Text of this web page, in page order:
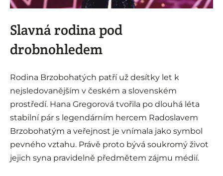
Slavná rodina pod
drobnohledem
Rodina Brzobohatých patří už desítky let k
nejsledovanějším v českém a slovenském
prostředí. Hana Gregorová tvořila po dlouhá léta
stabilní pár s legendárním hercem Radoslavem
Brzobohatým a veřejnost je vnímala jako symbol
pevného vztahu. Právě proto bývá soukromý život
jejich syna pravidelně předmětem zájmu médií.